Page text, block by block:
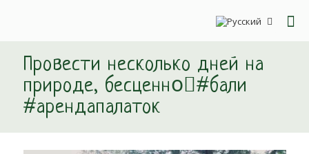
Провести несколько дней на
природе, бесценно🏻#бали
#арендапалаток